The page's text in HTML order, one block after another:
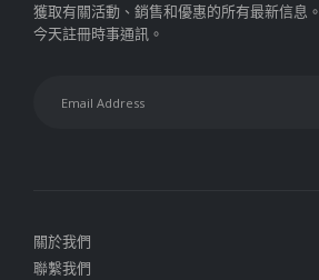
獲取有關活動、銷售和優惠的所有最新信息。
今天註冊時事通訊。
關於我們
聯繫我們